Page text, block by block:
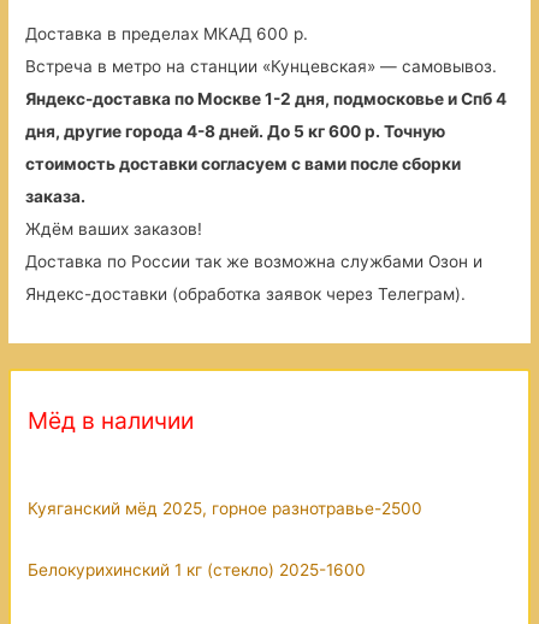
Доставка в пределах МКАД 600 р.
Встреча в метро на станции «Кунцевская» — самовывоз.
Яндекс-доставка по Москве 1-2 дня, подмосковье и Спб 4
дня, другие города 4-8 дней. До 5 кг 600 р. Точную
стоимость доставки согласуем с вами после сборки
заказа.
Ждём ваших заказов!
Доставка по России так же возможна службами Озон и
Яндекс-доставки (обработка заявок через Телеграм).
Мёд в наличии
Куяганский мёд 2025, горное разнотравье-2500
Белокурихинский 1 кг (стекло) 2025-1600